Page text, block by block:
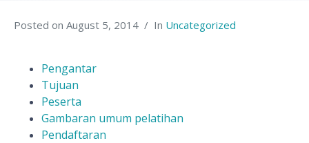
Posted on August 5, 2014 In Uncategorized
Pengantar
Tujuan
Peserta
Gambaran umum pelatihan
Pendaftaran